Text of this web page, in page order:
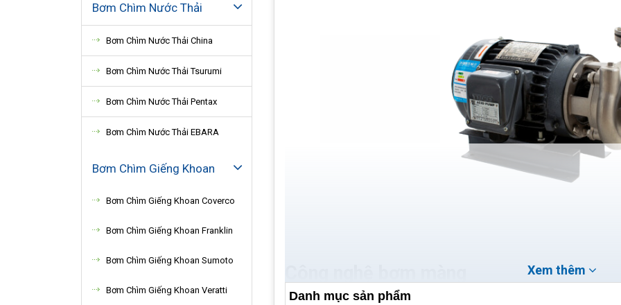
Bơm Chìm Nước Thải
Bơm Chìm Nước Thải China
Bơm Chìm Nước Thải Tsurumi
Bơm Chìm Nước Thải Pentax
Bơm Chìm Nước Thải EBARA
Bơm Chìm Giếng Khoan
Bơm Chìm Giếng Khoan Coverco
Bơm Chìm Giếng Khoan Franklin
Bơm Chìm Giếng Khoan Sumoto
Bơm Chìm Giếng Khoan Veratti
Cách hoạt động: Máy bơm màng sử dụng màng đàn
Xem thêm
Danh mục sản phẩm